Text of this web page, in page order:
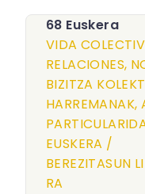
68 Euskera
VIDA
RELACIONES,
BIZITZA
HARREMANAK,
EUSKERA /
BEREZITASUN
RA